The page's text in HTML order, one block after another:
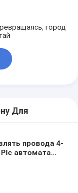
город
Для
провода 4-
автомата